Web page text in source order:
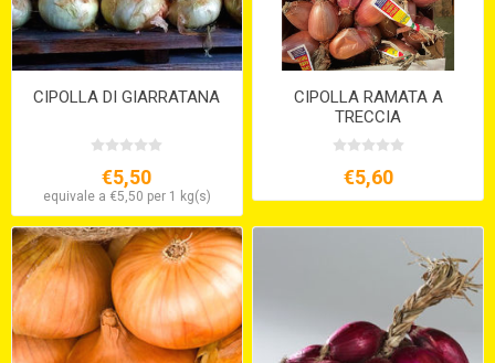
CIPOLLA DI GIARRATANA
€5,50
equivale a €5,50 per 1 kg(s)
CIPOLLA RAMATA A
TRECCIA
€5,60